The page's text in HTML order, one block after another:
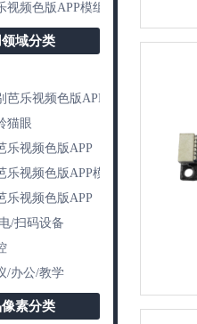
视频色版APP模组
域分类
芭乐视频色版APP模组
猫眼
乐视频色版APP
乐视频色版APP模组
乐视频色版APP
/扫码设备
/办公/教学
素分类